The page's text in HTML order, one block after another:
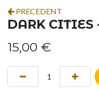
PRECEDENT
DARK CITIES
15,00 €